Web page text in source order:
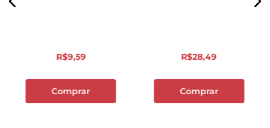
R$9,59
Comprar
R$28,49
Comprar